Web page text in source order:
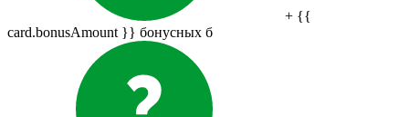
+ {{
card.bonusAmount }} бонусных б